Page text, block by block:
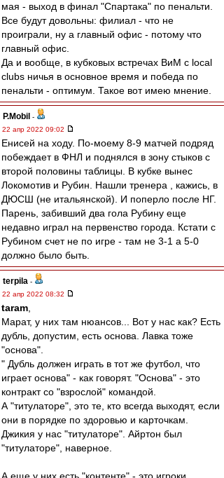
мая - выход в финал "Спартака" по пенальти.
Все будут довольны: филиал - что не
проиграли, ну а главный офис - потому что
главный офис.
Да и вообще, в кубковых встречах ВиМ с local
clubs ничья в основное время и победа по
пенальти - оптимум. Такое вот имею мнение.
P.Mobil -
22 апр 2022 09:02
Енисей на ходу. По-моему 8-9 матчей подряд
побеждает в ФНЛ и поднялся в зону стыков с
второй половины таблицы. В кубке вынес
Локомотив и Рубин. Нашли тренера , кажись, в
ДЮСШ (не итальянской). И поперло после НГ.
Парень, забивший два гола Рубину еще
недавно играл на первенство города. Кстати с
Рубином счет не по игре - там не 3-1 а 5-0
должно было быть.
terpila -
22 апр 2022 08:32
taram
Марат, у них там нюансов... Вот у нас как? Есть
дубль, допустим, есть основа. Лавка тоже
"основа".
" Дубль должен играть в тот же футбол, что
играет основа" - как говорят. "Основа" - это
контракт со "взрослой" командой.
А "титулаторе", это те, кто всегда выходят, если
они в порядке по здоровью и карточкам.
Джикия у нас "титулаторе". Айртон был
"титулаторе", наверное.